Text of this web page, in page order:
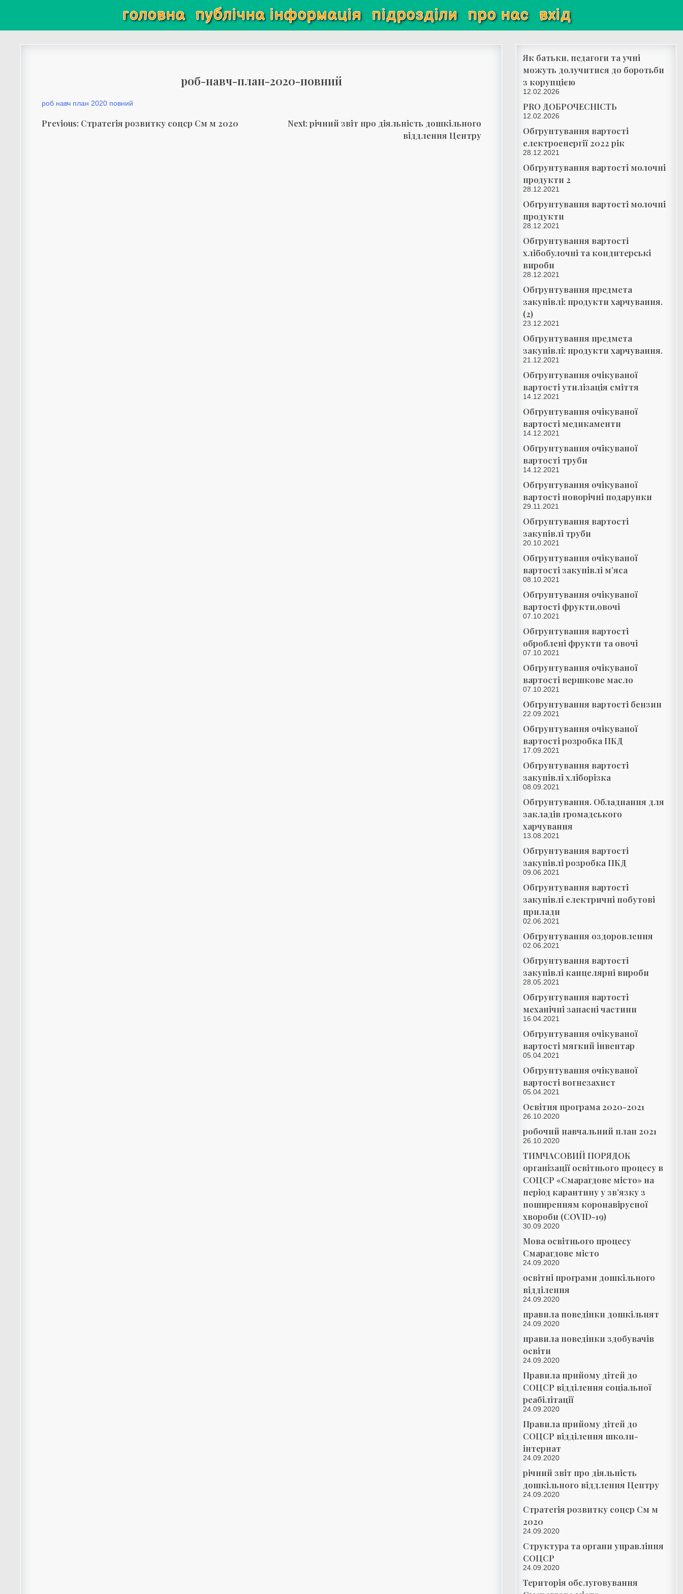
головна публічна інформація підрозділи про нас вхід
роб-навч-план-2020-повний
роб навч план 2020 повний
Навігація
записів
Previous: Стратегія розвитку соцср См м 2020 Next: річний звіт про діяльність дошкільного
віддлення Центру
Як батьки, педагоги та учні
можуть долучитися до боротьби
з корупцією
12.02.2026
PRO ДОБРОЧЕСНІСТЬ
12.02.2026
Обгрунтування вартості
електроенергії 2022 рік
28.12.2021
Обгрунтування вартості молочні
продукти 2
28.12.2021
Обгрунтування вартості молочні
продукти
28.12.2021
Обгрунтування вартості
хлібобулочні та кондитерські
вироби
28.12.2021
Обгрунтування предмета
закупівлі: продукти харчування.
(2)
23.12.2021
Обгрунтування предмета
закупівлі: продукти харчування.
21.12.2021
Обгрунтування очікуваної
вартості утилізація сміття
14.12.2021
Обгрунтування очікуваної
вартості медикаменти
14.12.2021
Обгрунтування очікуваної
вартості труби
14.12.2021
Обгрунтування очікуваної
вартості новорічні подарунки
29.11.2021
Обгрунтування вартості
закупівлі труби
20.10.2021
Обгрунтування очікуваної
вартості закупівлі м’яса
08.10.2021
Обгрунтування очікуваної
вартості фрукти,овочі
07.10.2021
Обгрунтування вартості
оброблені фрукти та овочі
07.10.2021
Обгрунтування очікуваної
вартості вершкове масло
07.10.2021
Обгрунтування вартості бензин
22.09.2021
Обгрунтування очікуваної
вартості розробка ПКД
17.09.2021
Обгрунтування вартості
закупівлі хліборізка
08.09.2021
Обгрунтування. Обладнання для
закладів громадського
харчування
13.08.2021
Обгрунтування вартості
закупівлі розробка ПКД
09.06.2021
Обгрунтування вартості
закупівлі електричні побутові
прилади
02.06.2021
Обгрунтування оздоровлення
02.06.2021
Обгрунтування вартості
закупівлі канцелярні вироби
28.05.2021
Обгрунтування вартості
механічні запасні частини
16.04.2021
Обгрунтування очікуваної
вартості мягкий інвентар
05.04.2021
Обгрунтування очікуваної
вартості вогнезахист
05.04.2021
Освітня програма 2020-2021
26.10.2020
робочий навчальний план 2021
26.10.2020
ТИМЧАСОВИЙ ПОРЯДОК
організації освітнього процесу в
СОЦСР «Смарагдове місто» на
період карантину у зв’язку з
поширенням коронавірусної
хвороби (COVID-19)
30.09.2020
Мова освітнього процесу
Смарагдове місто
24.09.2020
освітні програми дошкільного
відділення
24.09.2020
правила поведінки дошкільнят
24.09.2020
правила поведінки здобувачів
освіти
24.09.2020
Правила прийому дітей до
СОЦСР відділення соціальної
реабілітації
24.09.2020
Правила прийому дітей до
СОЦСР відділення школи-
інтернат
24.09.2020
річний звіт про діяльність
дошкільного віддлення Центру
24.09.2020
Стратегія розвитку соцср См м
2020
24.09.2020
Структура та органи управління
СОЦСР
24.09.2020
Територія обслуговування